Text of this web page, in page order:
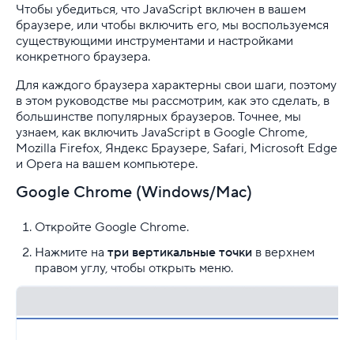
Чтобы убедиться, что JavaScript включен в вашем
браузере, или чтобы включить его, мы воспользуемся
существующими инструментами и настройками
конкретного браузера.
Для каждого браузера характерны свои шаги, поэтому
в этом руководстве мы рассмотрим, как это сделать, в
большинстве популярных браузеров. Точнее, мы
узнаем, как включить JavaScript в Google Chrome,
Mozilla Firefox, Яндекс Браузере, Safari, Microsoft Edge
и Opera на вашем компьютере.
Google Chrome (Windows/Mac)
Откройте Google Chrome.
Нажмите на три вертикальные точки в верхнем
правом углу, чтобы открыть меню.